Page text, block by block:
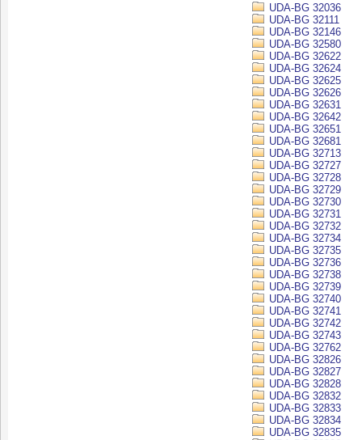
UDA-BG 32036
UDA-BG 32111
UDA-BG 32146
UDA-BG 32580
UDA-BG 32622
UDA-BG 32624
UDA-BG 32625
UDA-BG 32626
UDA-BG 32631
UDA-BG 32642
UDA-BG 32651
UDA-BG 32681
UDA-BG 32713
UDA-BG 32727
UDA-BG 32728
UDA-BG 32729
UDA-BG 32730
UDA-BG 32731
UDA-BG 32732
UDA-BG 32734
UDA-BG 32735
UDA-BG 32736
UDA-BG 32738
UDA-BG 32739
UDA-BG 32740
UDA-BG 32741
UDA-BG 32742
UDA-BG 32743
UDA-BG 32762
UDA-BG 32826
UDA-BG 32827
UDA-BG 32828
UDA-BG 32832
UDA-BG 32833
UDA-BG 32834
UDA-BG 32835